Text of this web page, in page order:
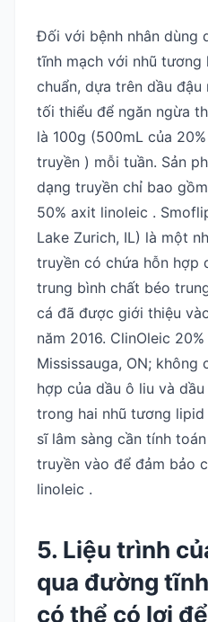
Đối với bệnh nhân dùng
tĩnh mạch với nhũ
chuẩn, dựa trên dầu
tối thiểu để ngăn ngừa
là 100g (500mL của
truyền ) mỗi tuần. Sản
dạng truyền chỉ bao
50% axit linoleic .
Lake Zurich, IL) là một
truyền có chứa hỗn hợp
trung bình chất béo
cá đã được giới thiệu
năm 2016. ClinOleic
Mississauga, ON; không
hợp của dầu ô liu và
trong hai nhũ tương
sĩ lâm sàng cần tính
truyền vào để đảm bảo
linoleic .
5. Liệu trình
qua đường
có thể có lợi